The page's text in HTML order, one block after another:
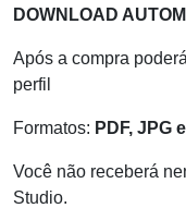
DOWNLOAD
Após a compra
perfil
Formatos: PDF, JPG
Você não receberá
Studio.